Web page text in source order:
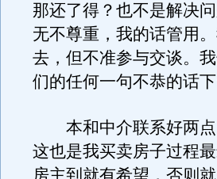
那还了得？也不是解决
无不尊重，我的话管用
去，但不准参与交谈。
们的任何一句不恭的话
本和中介联系好两点
这也是我买卖房子过程
房主到就有希望，否则